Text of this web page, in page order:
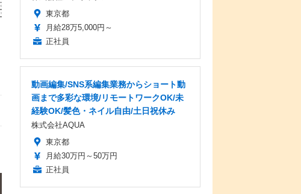
東京都
月給28万5,000円～
正社員
動画編集/SNS系編集業務からショート動
画まで多彩な環境/リモートワークOK/未
経験OK/髪色・ネイル自由/土日祝休み
株式会社AQUA
東京都
月給30万円～50万円
正社員